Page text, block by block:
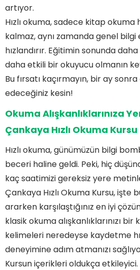
artıyor.
Hızlı okuma, sadece kitap okuma
kalmaz, aynı zamanda genel bilgi
hızlandırır. Eğitimin sonunda
daha etkili bir okuyucu olmanın
Bu fırsatı kaçırmayın, bir ay
edeceğiniz kesin!
Okuma Alışkanlıklarınıza
Çankaya Hızlı Okuma Kursu
Hızlı okuma, günümüzün bilgi
beceri haline geldi. Peki, hiç
kaç saatimizi gereksiz yere
Çankaya Hızlı Okuma Kursu, işte
ararken karşılaştığınız en iyi
klasik okuma alışkanlıklarınızı bir
kelimeleri neredeyse kaydetme
deneyimine adım atmanızı
Kursun içerikleri oldukça